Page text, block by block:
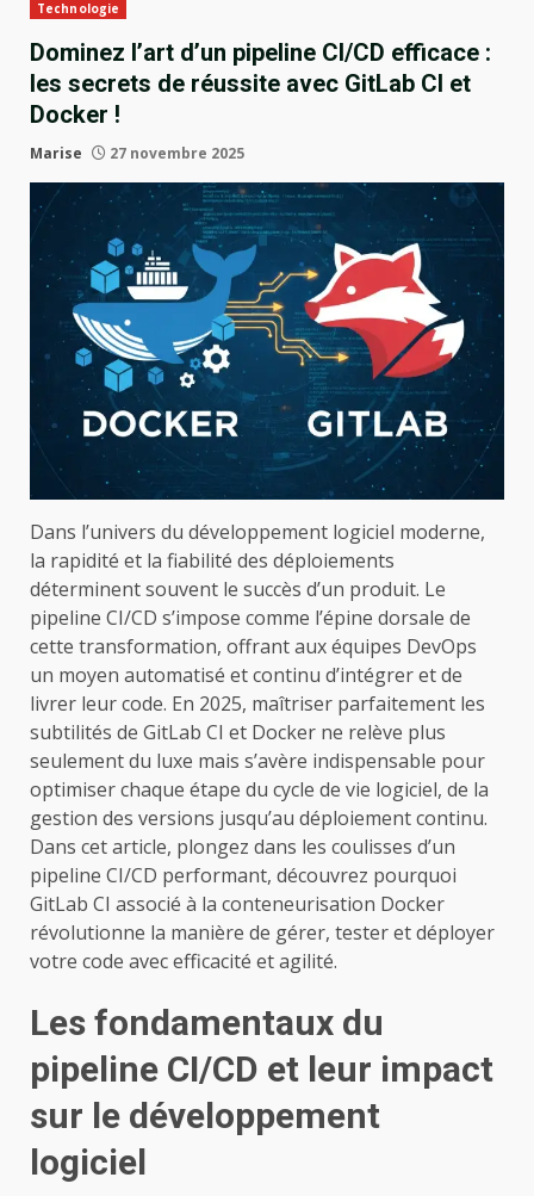
Technologie
Dominez l’art d’un pipeline CI/CD efficace :
les secrets de réussite avec GitLab CI et
Docker !
Marise 27 novembre 2025
Dans l’univers du développement logiciel moderne,
la rapidité et la fiabilité des déploiements
déterminent souvent le succès d’un produit. Le
pipeline CI/CD s’impose comme l’épine dorsale de
cette transformation, offrant aux équipes DevOps
un moyen automatisé et continu d’intégrer et de
livrer leur code. En 2025, maîtriser parfaitement les
subtilités de GitLab CI et Docker ne relève plus
seulement du luxe mais s’avère indispensable pour
optimiser chaque étape du cycle de vie logiciel, de la
gestion des versions jusqu’au déploiement continu.
Dans cet article, plongez dans les coulisses d’un
pipeline CI/CD performant, découvrez pourquoi
GitLab CI associé à la conteneurisation Docker
révolutionne la manière de gérer, tester et déployer
votre code avec efficacité et agilité.
Les fondamentaux du
pipeline CI/CD et leur impact
sur le développement
logiciel